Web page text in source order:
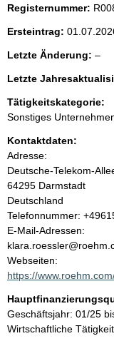
i
t
e
n
i
n
h
a
l
t
Registernummer:
Ersteintrag:
Letzte Änderung: –l
e
r
Letzte
Tätigkeitskategorie:
Sonstiges
Kontaktdaten:
Adresse:
Deutsche-Telekom-
64295 Darmstadt
Deutschland
K
o
n
t
a
t
i
n
Telefonnummer:
E-Mail-Adressen:
Webseiten:
https://
Geschäftsjahr: 01/25
Wirtschaftliche Tätigkeit